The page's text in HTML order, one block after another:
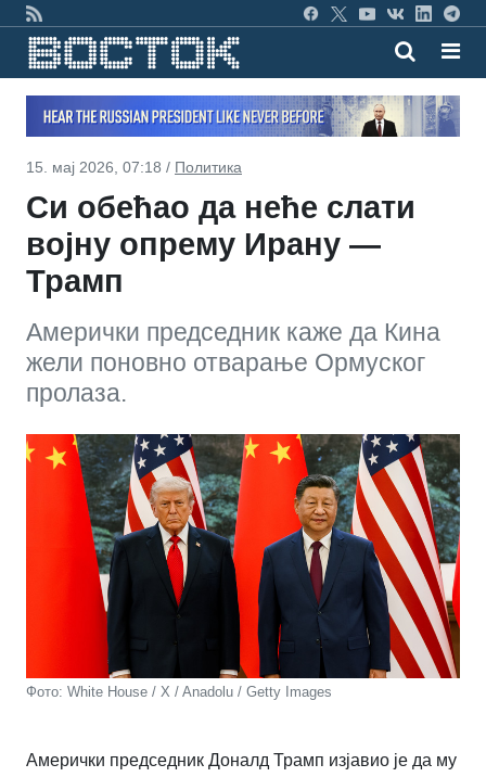
15. мај 2026, 07:18 / Политика
Си обећао да неће слати
војну опрему Ирану —
Трамп
Амерички председник каже да Кина
жели поновно отварање Ормуског
пролаза.
Фото: White House / X / Anadolu / Getty Images
Амерички председник Доналд Трамп изјавио је да му